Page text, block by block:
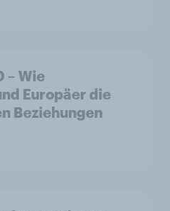
– Wie
Europäer die
Beziehungen